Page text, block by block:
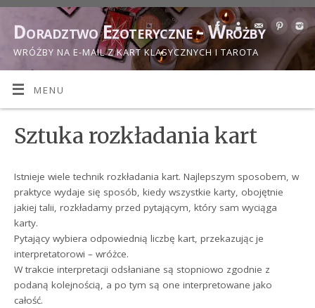
Doradztwo Ezoteryczne - Wróżby
WRÓŻBY NA E-MAIL Z KART KLASYCZNYCH I TAROTA
MENU
Sztuka rozkładania kart
Istnieje wiele technik rozkładania kart. Najlepszym sposobem, w
praktyce wydaje się sposób, kiedy wszystkie karty, obojętnie
jakiej talii, rozkładamy przed pytającym, który sam wyciąga
karty.
Pytający wybiera odpowiednią liczbę kart, przekazując je
interpretatorowi – wróżce.
W trakcie interpretacji odsłaniane są stopniowo zgodnie z
podaną kolejnością, a po tym są one interpretowane jako
całość.